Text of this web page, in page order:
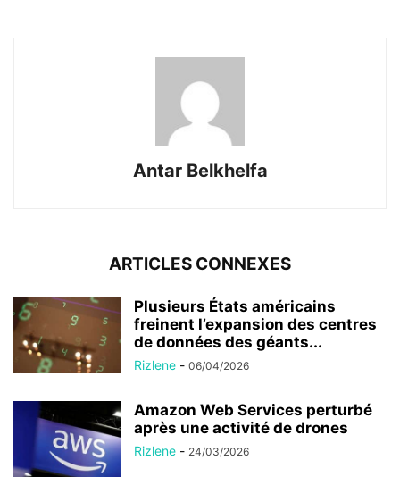
Antar Belkhelfa
ARTICLES CONNEXES
Plusieurs États américains
freinent l’expansion des centres
de données des géants...
Rizlene - 06/04/2026
Amazon Web Services perturbé
après une activité de drones
Rizlene - 24/03/2026